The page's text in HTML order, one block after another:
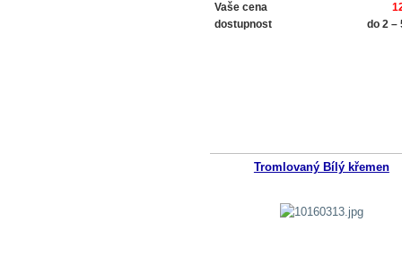
Vaše cena
dostupnost
do 2 –
Tromlovaný Bílý křemen